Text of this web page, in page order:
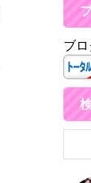
ブ